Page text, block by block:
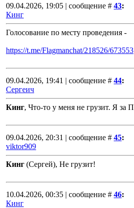
09.04.2026, 19:05 | сообщение # 43:
Кинг
Голосование по месту проведения -
https://t.me/Flagmanchat/218526/673553
09.04.2026, 19:41 | сообщение # 44:
Сергеич
Кинг, Что-то у меня не грузит. Я за
09.04.2026, 20:31 | сообщение # 45:
viktor909
Кинг (Сергей), Не грузит!
10.04.2026, 00:35 | сообщение # 46:
Кинг